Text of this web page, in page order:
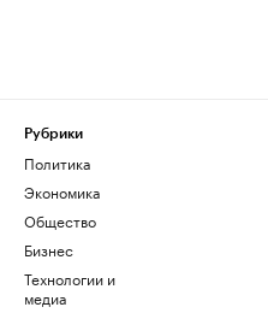
Рубрики
Политика
Экономика
Общество
Бизнес
Технологии и
медиа